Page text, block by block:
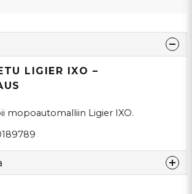
LIGIER IXO –
mopoautomalliin Ligier IXO.